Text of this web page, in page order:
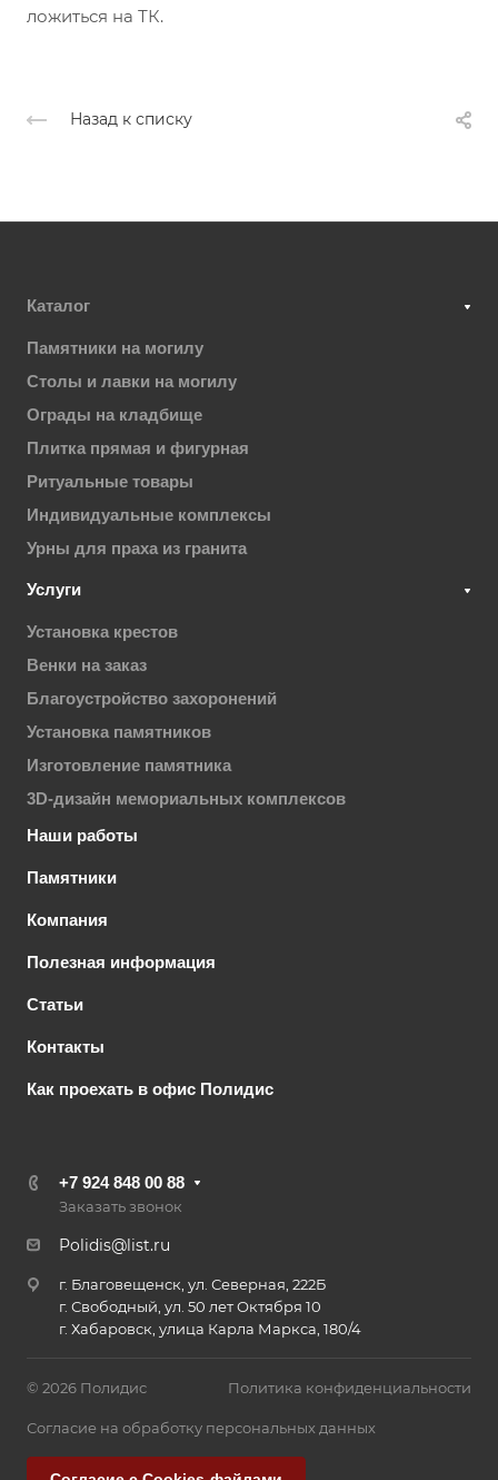
ложиться на ТК.
Назад к списку
Каталог
Памятники на могилу
Столы и лавки на могилу
Ограды на кладбище
Плитка прямая и фигурная
Ритуальные товары
Индивидуальные комплексы
Урны для праха из гранита
Услуги
Установка крестов
Венки на заказ
Благоустройство захоронений
Установка памятников
Изготовление памятника
3D-дизайн мемориальных комплексов
Наши работы
Памятники
Компания
Полезная информация
Статьи
Контакты
Как проехать в офис Полидис
+7 924 848 00 88
Заказать звонок
Polidis@list.ru
г. Благовещенск, ул. Северная, 222Б
г. Свободный, ул. 50 лет Октября 10
г. Хабаровск, улица Карла Маркса, 180/4
© 2026 Полидис Политика конфиденциальности
Согласие на обработку персональных данных